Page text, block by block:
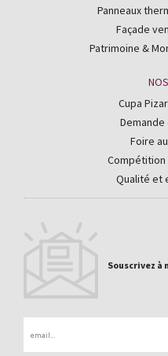
Panneaux
Façade
Patrimoine &
Cupa
Foire
Qualité et
Souscrivez